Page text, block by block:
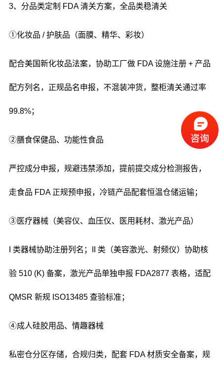
3、分品类定制 FDA 清关方案，全品类稳清关
①化妆品 / 护肤品（面膜、精华、彩妆）
配合美国新化妆品法案，协助工厂做 FDA 设施注册 + 产品
配方列名，正规品名申报，不混装冲货，整柜清关通过率
99.8%；
②膳食保健品、功能性食品
严控成分申报，规避违禁添加，提前提交成分检测报告，
走食品 FDA 正规预申报，冷链产品配套恒温仓储运输；
③医疗器械（美容仪、血压仪、医用耗材、激光产品）
I 类器械协助注册列名；II 类（美容激光、射频仪）协助核
验 510 (K) 备案，激光产品单独申报 FDA2877 表格，适配
QMSR 新规 ISO13485 查验标准；
④成人硅胶用品、情趣器械
私密仓分区存储，合规归类，配套 FDA 材质安全备案，规